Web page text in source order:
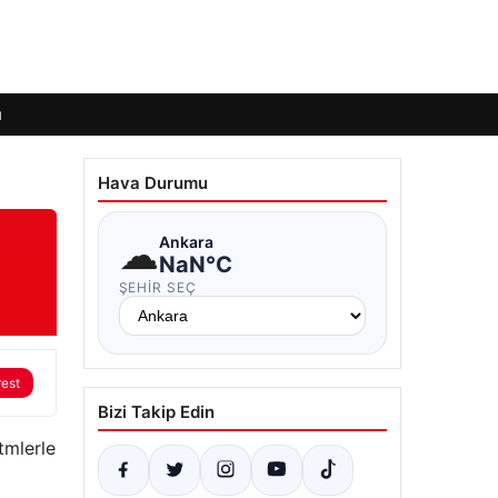
Hava Durumu
☁Ankara
NaN°C
ŞEHIR SEÇ
Bizi Takip Edin